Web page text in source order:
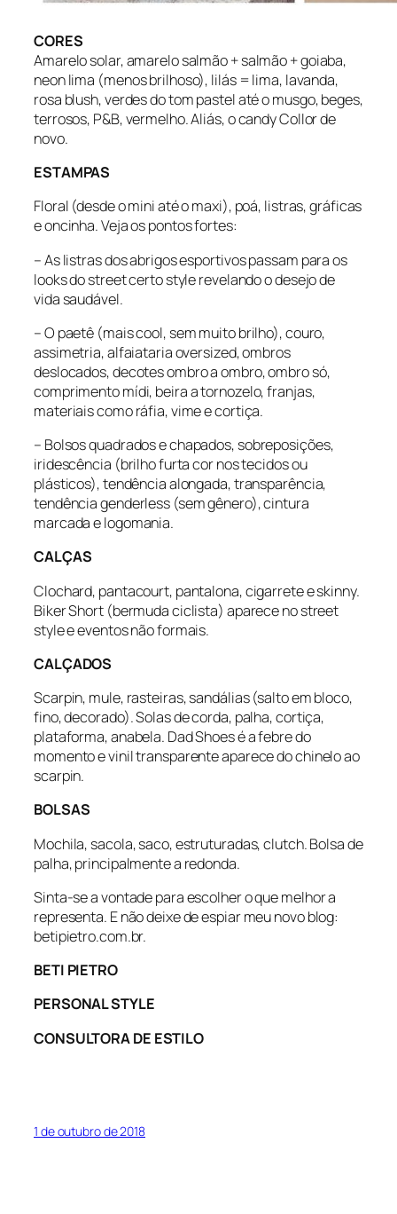
CORES
Amarelo solar, amarelo salmão + salmão + goiaba,
neon lima (menos brilhoso), lilás = lima, lavanda,
rosa blush, verdes do tom pastel até o musgo, beges,
terrosos, P&B, vermelho. Aliás, o candy Collor de
novo.
ESTAMPAS
Floral (desde o mini até o maxi), poá, listras, gráficas
e oncinha. Veja os pontos fortes:
– As listras dos abrigos esportivos passam para os
looks do street certo style revelando o desejo de
vida saudável.
– O paetê (mais cool, sem muito brilho), couro,
assimetria, alfaiataria oversized, ombros
deslocados, decotes ombro a ombro, ombro só,
comprimento mídi, beira a tornozelo, franjas,
materiais como ráfia, vime e cortiça.
– Bolsos quadrados e chapados, sobreposições,
iridescência (brilho furta cor nos tecidos ou
plásticos), tendência alongada, transparência,
tendência genderless (sem gênero), cintura
marcada e logomania.
CALÇAS
Clochard, pantacourt, pantalona, cigarrete e skinny.
Biker Short (bermuda ciclista) aparece no street
style e eventos não formais.
CALÇADOS
Scarpin, mule, rasteiras, sandálias (salto em bloco,
fino, decorado). Solas de corda, palha, cortiça,
plataforma, anabela. Dad Shoes é a febre do
momento e vinil transparente aparece do chinelo ao
scarpin.
BOLSAS
Mochila, sacola, saco, estruturadas, clutch. Bolsa de
palha, principalmente a redonda.
Sinta-se a vontade para escolher o que melhor a
representa. E não deixe de espiar meu novo blog:
betipietro.com.br.
BETI PIETRO
PERSONAL STYLE
CONSULTORA DE ESTILO
1 de outubro de 2018